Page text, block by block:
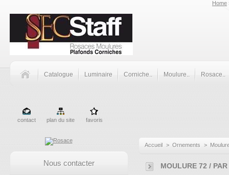
Home
Catalogue Luminaire Corniche.. Moulure.. Rosace..
contact plan du site favoris
Nous contacter
Accueil > Ornements >
MOULURE 72 / PAR